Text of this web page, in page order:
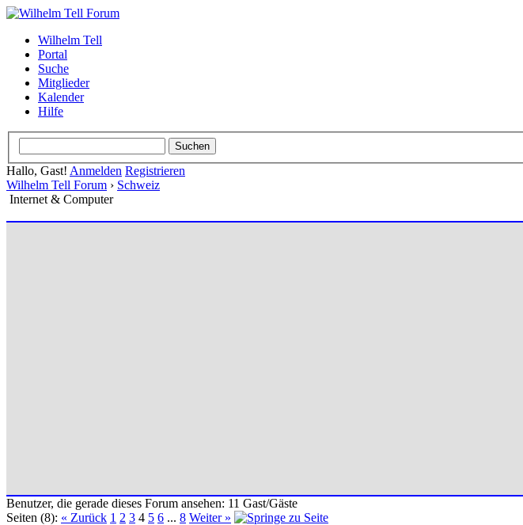
Wilhelm Tell
Portal
Suche
Mitglieder
Kalender
Hilfe
Hallo, Gast! Anmelden Registrieren
Wilhelm Tell Forum › Schweiz
Internet & Computer
Benutzer, die gerade dieses Forum ansehen: 11 Gast/Gäste
Seiten (8): « Zurück 1 2 3 4 5 6 ... 8 Weiter »